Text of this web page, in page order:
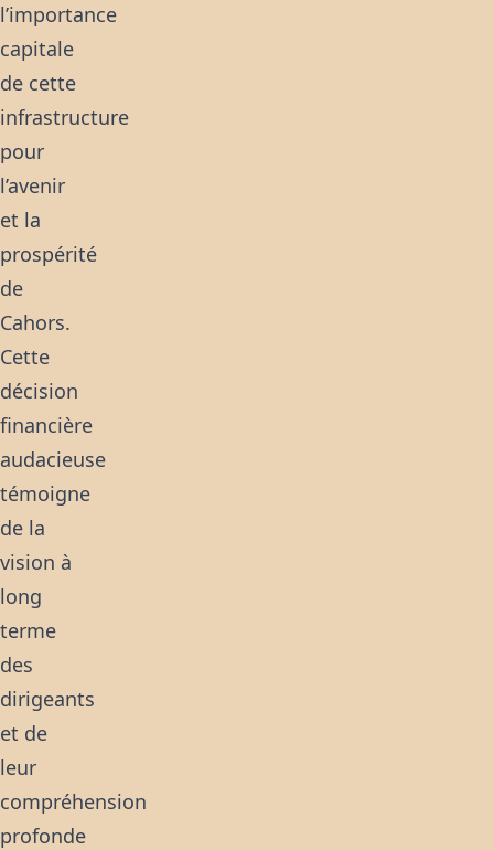
l’importance
capitale
de cette
infrastructure
pour
l’avenir
et la
prospérité
de
Cahors.
Cette
décision
financière
audacieuse
témoigne
de la
vision à
long
terme
des
dirigeants
et de
leur
compréhension
profonde